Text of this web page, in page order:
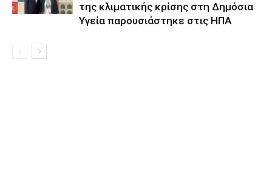
της κλιματικής κρίσης στη Δημόσια
Υγεία παρουσιάστηκε στις ΗΠΑ